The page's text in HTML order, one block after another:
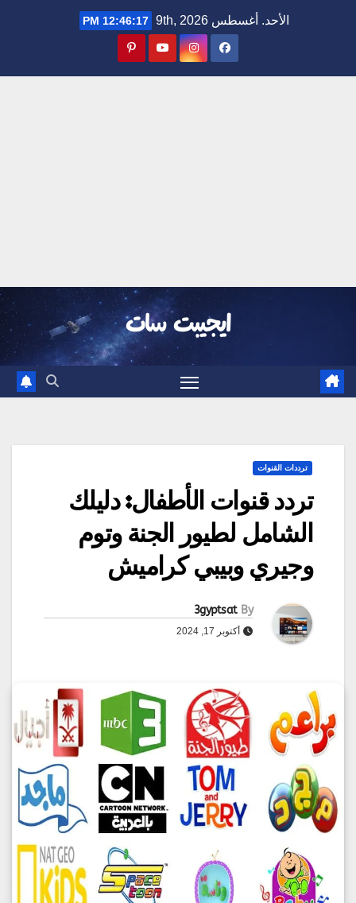
الأحد. أغسطس 9th, 2026 12:46:18 PM
ايجيبت سات
ترددات القنوات
تردد قنوات الأطفال: دليلك
الشامل لطيور الجنة وتوم
وجيري وبيبي كراميش
By
3gyptsat
أكتوبر 17, 2024